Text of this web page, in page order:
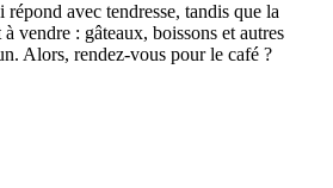
avec tendresse, tandis que la
vendre : gâteaux, boissons et autres
Alors, rendez-vous pour le café ?